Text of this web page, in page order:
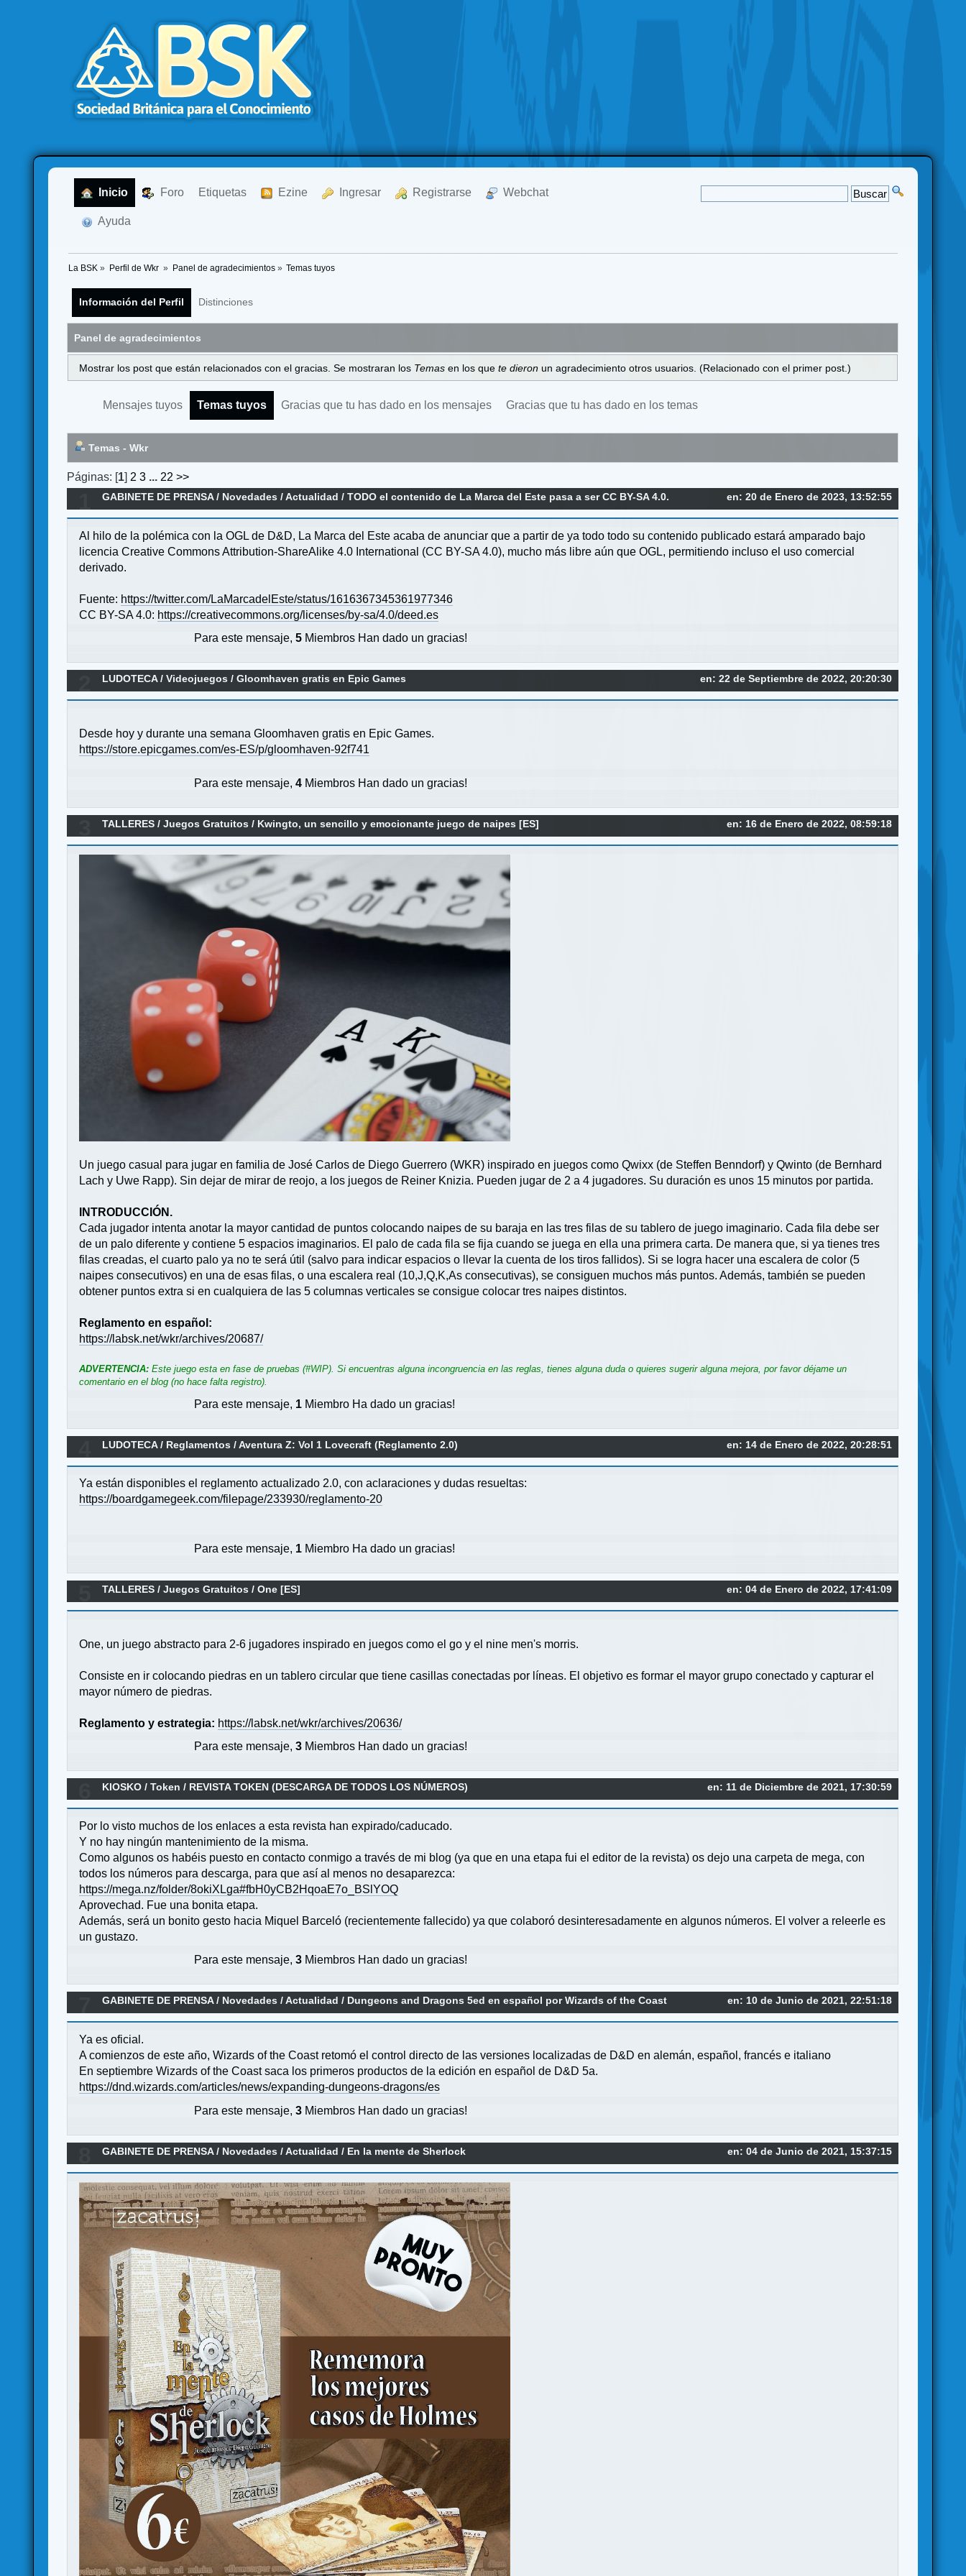
Inicio Foro Etiquetas Ezine Ingresar Registrarse Webchat
Ayuda
La BSK » Perfil de Wkr » Panel de agradecimientos» Temas tuyos
Información del Perfil Distinciones
Panel de agradecimientos
Mostrar los post que están relacionados con el gracias. Se mostraran los Temas en los que te dieron un agradecimiento otros usuarios. (Relacionado con el primer post.)
Mensajes tuyos Temas tuyos Gracias que tu has dado en los mensajes Gracias que tu has dado en los temas
Temas - Wkr
Páginas: [1] 2 3 ... 22 >>
en: 20 de Enero de 2023, 13:52:55
GABINETE DE PRENSA/ Novedades / Actualidad /TODO el contenido de La Marca del Este pasa a ser CC BY-SA 4.0.
Al hilo de la polémica con la OGL de D&D, La Marca del Este acaba de anunciar que a partir de ya todo todo su contenido publicado estará amparado bajo
licencia Creative Commons Attribution-ShareAlike 4.0 International (CC BY-SA 4.0), mucho más libre aún que OGL, permitiendo incluso el uso comercial
derivado.
Fuente: https://twitter.com/LaMarcadelEste/status/1616367345361977346
CC BY-SA 4.0: https://creativecommons.org/licenses/by-sa/4.0/deed.es
Para este mensaje,5 Miembros Han dado un gracias!
en: 22 de Septiembre de 2022, 20:20:30
LUDOTECA/Videojuegos /Gloomhaven gratis en Epic Games
Desde hoy y durante una semana Gloomhaven gratis en Epic Games.
https://store.epicgames.com/es-ES/p/gloomhaven-92f741
Para este mensaje,4 Miembros Han dado un gracias!
en: 16 de Enero de 2022, 08:59:18
TALLERES /Juegos Gratuitos/ Kwingto, un sencillo y emocionante juego de naipes [ES]
Un juego casual para jugar en familia de José Carlos de Diego Guerrero (WKR) inspirado en juegos como Qwixx (de Steffen Benndorf) y Qwinto (de Bernhard
Lach y Uwe Rapp). Sin dejar de mirar de reojo, a los juegos de Reiner Knizia. Pueden jugar de 2 a 4 jugadores. Su duración es unos 15 minutos por partida.
INTRODUCCIÓN.
Cada jugador intenta anotar la mayor cantidad de puntos colocando naipes de su baraja en las tres filas de su tablero de juego imaginario. Cada fila debe ser
de un palo diferente y contiene 5 espacios imaginarios. El palo de cada fila se fija cuando se juega en ella una primera carta. De manera que, si ya tienes tres
filas creadas, el cuarto palo ya no te será útil (salvo para indicar espacios o llevar la cuenta de los tiros fallidos). Si se logra hacer una escalera de color (5
naipes consecutivos) en una de esas filas, o una escalera real (10,J,Q,K,As consecutivas), se consiguen muchos más puntos. Además, también se pueden
obtener puntos extra si en cualquiera de las 5 columnas verticales se consigue colocar tres naipes distintos.
Reglamento en español:
https://labsk.net/wkr/archives/20687/
ADVERTENCIA: Este juego esta en fase de pruebas (#WIP). Si encuentras alguna incongruencia en las reglas, tienes alguna duda o quieres sugerir alguna mejora, por favor déjame un
comentario en el blog (no hace falta registro).
Para este mensaje, 1 Miembro Ha dado un gracias!
en: 14 de Enero de 2022, 20:28:51
LUDOTECA/ Reglamentos /Aventura Z: Vol 1 Lovecraft (Reglamento 2.0)
Ya están disponibles el reglamento actualizado 2.0, con aclaraciones y dudas resueltas:
https://boardgamegeek.com/filepage/233930/reglamento-20
Para este mensaje, 1 Miembro Ha dado un gracias!
en: 04 de Enero de 2022, 17:41:09
TALLERES /Juegos Gratuitos/One [ES]
One, un juego abstracto para 2-6 jugadores inspirado en juegos como el go y el nine men's morris.
Consiste en ir colocando piedras en un tablero circular que tiene casillas conectadas por líneas. El objetivo es formar el mayor grupo conectado y capturar el
mayor número de piedras.
Reglamento y estrategia: https://labsk.net/wkr/archives/20636/
Para este mensaje,3 Miembros Han dado un gracias!
en: 11 de Diciembre de 2021, 17:30:59
KIOSKO /Token / REVISTA TOKEN (DESCARGA DE TODOS LOS NÚMEROS)
Por lo visto muchos de los enlaces a esta revista han expirado/caducado.
Y no hay ningún mantenimiento de la misma.
Como algunos os habéis puesto en contacto conmigo a través de mi blog (ya que en una etapa fui el editor de la revista) os dejo una carpeta de mega, con
todos los números para descarga, para que así al menos no desaparezca:
https://mega.nz/folder/8okiXLga#fbH0yCB2HqoaE7o_BSlYOQ
Aprovechad. Fue una bonita etapa.
Además, será un bonito gesto hacia Miquel Barceló (recientemente fallecido) ya que colaboró desinteresadamente en algunos números. El volver a releerle es
un gustazo.
Para este mensaje,3 Miembros Han dado un gracias!
en: 10 de Junio de 2021, 22:51:18
GABINETE DE PRENSA/ Novedades / Actualidad / Dungeons and Dragons 5ed en español por Wizards of the Coast
Ya es oficial.
A comienzos de este año, Wizards of the Coast retomó el control directo de las versiones localizadas de D&D en alemán, español, francés e italiano
En septiembre Wizards of the Coast saca los primeros productos de la edición en español de D&D 5a.
https://dnd.wizards.com/articles/news/expanding-dungeons-dragons/es
Para este mensaje,3 Miembros Han dado un gracias!
en: 04 de Junio de 2021, 15:37:15
GABINETE DE PRENSA/ Novedades / Actualidad / En la mente de Sherlock